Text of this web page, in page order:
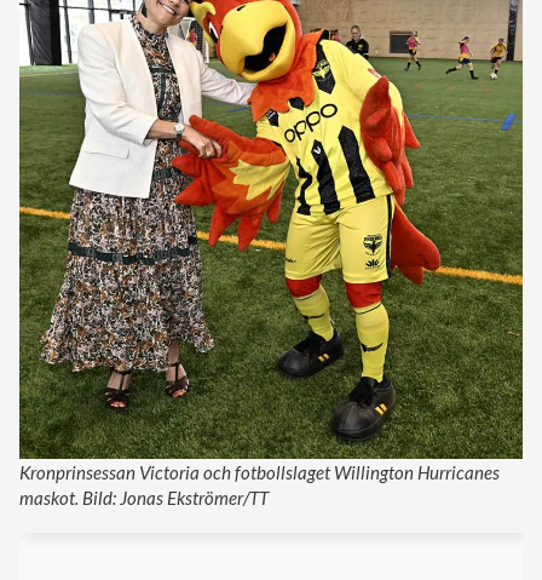
Kronprinsessan Victoria och fotbollslaget Willington Hurricanes
maskot. Bild: Jonas Ekströmer/TT